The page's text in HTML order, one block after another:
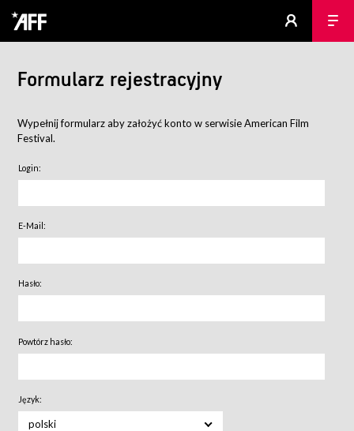
Formularz rejestracyjny
Wypełnij formularz aby założyć konto w serwisie American Film
Festival.
Login:
E-Mail:
Hasło:
Powtórz hasło:
Język:
polski